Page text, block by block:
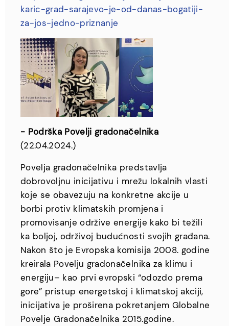
karic-grad-sarajevo-je-od-danas-bogatiji-
za-jos-jedno-priznanje
- Podrška Povelji gradonačelnika
(22.04.2024.)
Povelja gradonačelnika predstavlja
dobrovoljnu inicijativu i mrežu lokalnih vlasti
koje se obavezuju na konkretne akcije u
borbi protiv klimatskih promjena i
promovisanje održive energije kako bi težili
ka boljoj, održivoj budućnosti svojih građana.
Nakon što je Evropska komisija 2008. godine
kreirala Povelju gradonačelnika za klimu i
energiju– kao prvi evropski “odozdo prema
gore” pristup energetskoj i klimatskoj akciji,
inicijativa je proširena pokretanjem Globalne
Povelje Gradonačelnika 2015.godine.